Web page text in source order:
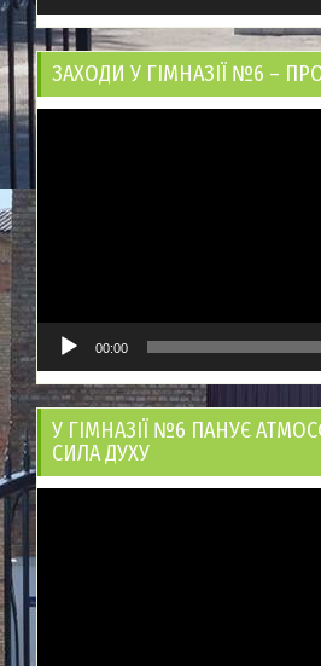
ЗАХОДИ У ГІМНАЗІЇ №6 –
00:00
У ГІМНАЗІЇ №6 ПАНУЄ
СИЛА ДУХУ